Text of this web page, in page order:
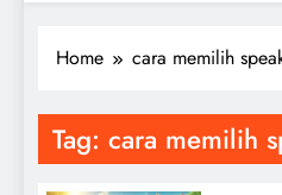
Home cara memilih
Tag: cara memilih